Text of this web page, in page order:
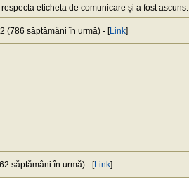
eticheta de comunicare și a fost ascuns.
(786 săptămâni în urmă) - [Link]
săptămâni în urmă) - [Link]